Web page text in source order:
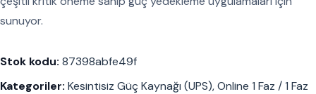
sunuyor.
Stok kodu: 87398abfe49f
Kategoriler: Kesintisiz Güç Kaynağı (UPS),Online 1 Faz / 1 Faz